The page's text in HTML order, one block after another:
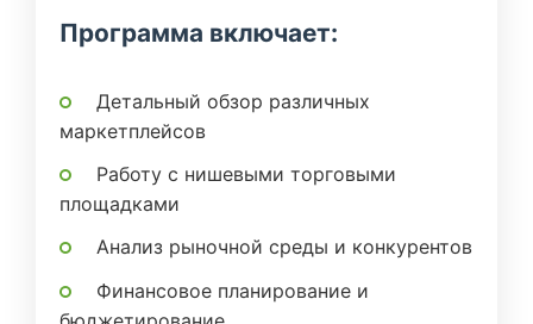
Программа включает:
Детальный обзор различных
маркетплейсов
Работу с нишевыми торговыми
площадками
Анализ рыночной среды и конкурентов
Финансовое планирование и